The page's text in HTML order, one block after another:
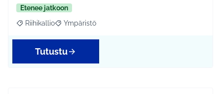
Etenee jatkoon
Rajaa tulokset aihepiirin mukaan: Riihikallio
Riihikallio Rajaa tulokset teeman mukaan: Ympäristö
Ympäristö
Tutustu